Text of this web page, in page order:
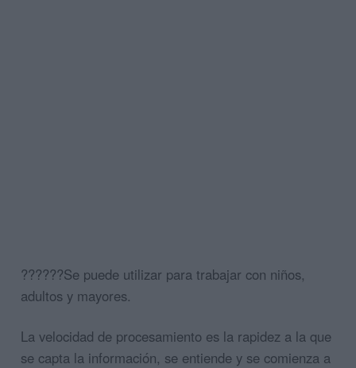
??????Se puede utilizar para trabajar con niños,
adultos y mayores.
La velocidad de procesamiento es la rapidez a la que
se capta la información, se entiende y se comienza a